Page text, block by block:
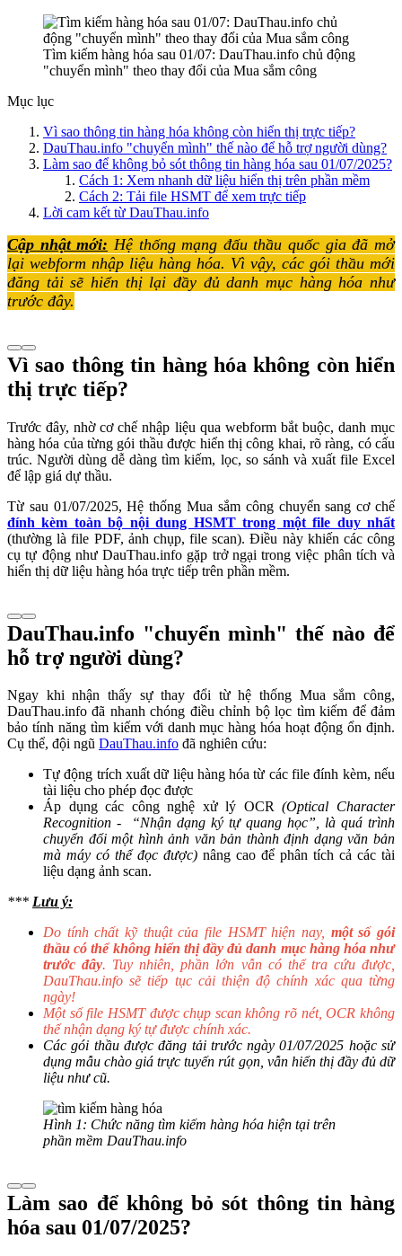
Tìm kiếm hàng hóa sau 01/07: DauThau.info chủ động
"chuyển mình" theo thay đổi của Mua sắm công
Mục lục
Vì sao thông tin hàng hóa không còn hiển thị trực tiếp?
DauThau.info "chuyển mình" thế nào để hỗ trợ người dùng?
Làm sao để không bỏ sót thông tin hàng hóa sau 01/07/2025?
Cách 1: Xem nhanh dữ liệu hiển thị trên phần mềm
Cách 2: Tải file HSMT để xem trực tiếp
Lời cam kết từ DauThau.info
Cập nhật mới: Hệ thống mạng đấu thầu quốc gia đã mở
lại webform nhập liệu hàng hóa. Vì vậy, các gói thầu mới
đăng tải sẽ hiển thị lại đầy đủ danh mục hàng hóa như
trước đây.
Vì sao thông tin hàng hóa không còn hiển
thị trực tiếp?
Trước đây, nhờ cơ chế nhập liệu qua webform bắt buộc, danh mục
hàng hóa của từng gói thầu được hiển thị công khai, rõ ràng, có cấu
trúc. Người dùng dễ dàng tìm kiếm, lọc, so sánh và xuất file Excel
để lập giá dự thầu.
Từ sau 01/07/2025, Hệ thống Mua sắm công chuyển sang cơ chế
đính kèm toàn bộ nội dung HSMT trong một file duy nhất
(thường là file PDF, ảnh chụp, file scan). Điều này khiến các công
cụ tự động như DauThau.info gặp trở ngại trong việc phân tích và
hiển thị dữ liệu hàng hóa trực tiếp trên phần mềm.
DauThau.info "chuyển mình" thế nào để
hỗ trợ người dùng?
Ngay khi nhận thấy sự thay đổi từ hệ thống Mua sắm công,
DauThau.info đã nhanh chóng điều chỉnh bộ lọc tìm kiếm để đảm
bảo tính năng tìm kiếm với danh mục hàng hóa hoạt động ổn định.
Cụ thể, đội ngũ DauThau.info đã nghiên cứu:
Tự động trích xuất dữ liệu hàng hóa từ các file đính kèm, nếu
tài liệu cho phép đọc được
Áp dụng các công nghệ xử lý OCR(Optical Character
Recognition - “Nhận dạng ký tự quang học”, là quá trình
chuyển đổi một hình ảnh văn bản thành định dạng văn bản
mà máy có thể đọc được) nâng cao để phân tích cả các tài
liệu dạng ảnh scan.
*** Lưu ý:
Do tính chất kỹ thuật của file HSMT hiện nay, một số gói
thầu có thể không hiển thị đầy đủ danh mục hàng hóa như
trước đây. Tuy nhiên, phần lớn vẫn có thể tra cứu được,
DauThau.info sẽ tiếp tục cải thiện độ chính xác qua từng
ngày!
Một số file HSMT được chụp scan không rõ nét, OCR không
thể nhận dạng ký tự được chính xác.
Các gói thầu được đăng tải trước ngày 01/07/2025 hoặc sử
dụng mẫu chào giá trực tuyến rút gọn, vẫn hiển thị đầy đủ dữ
liệu như cũ.
Hình 1: Chức năng tìm kiếm hàng hóa hiện tại trên
phần mềm DauThau.info
Làm sao để không bỏ sót thông tin hàng
hóa sau 01/07/2025?